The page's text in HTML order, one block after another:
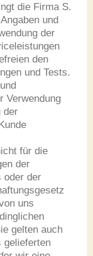
die Firma S.
und
der
den
und Tests.
Verwendung
der
für die
der
oder der
uns
gelten auch
gelieferten